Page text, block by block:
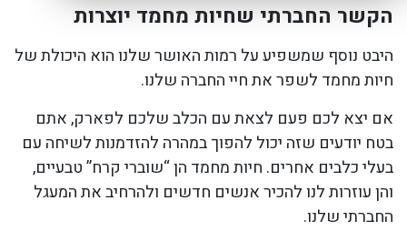
הקשר החברתי שחיות מחמד יוצרות
היבט נוסף שמשפיע על רמות האושר שלנו הוא היכולת של
חיות מחמד לשפר את חיי החברה שלנו.
אם יצא לכם פעם לצאת עם הכלב שלכם לפארק, אתם
בטח יודעים שזה יכול להפוך במהרה להזדמנות לשיחה עם
בעלי כלבים אחרים. חיות מחמד הן “שוברי קרח” טבעיים,
והן עוזרות לנו להכיר אנשים חדשים ולהרחיב את המעגל
החברתי שלנו.